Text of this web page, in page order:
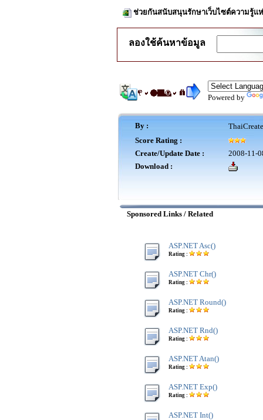
ช่วยกันสนับสนุนรักษาเว็บไซต์ความรู้แ
ลองใช้ค้นหาข้อมูล
Powered by
By :
Score Rating :
Create/Update Date :
2008-11-
Download :
Sponsored Links / Related
ASP.NET Asc()
Rating :
ASP.NET Chr()
Rating :
ASP.NET Round()
Rating :
ASP.NET Rnd()
Rating :
ASP.NET Atan()
Rating :
ASP.NET Exp()
Rating :
ASP.NET Int()